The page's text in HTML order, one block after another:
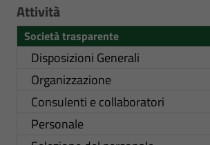
Attività
Società trasparente
Disposizioni Generali
Organizzazione
Consulenti e collaboratori
Personale